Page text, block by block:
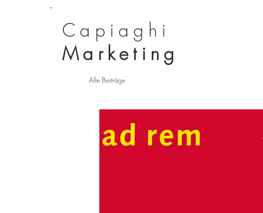
Capiaghi
Marketing
Alle Beiträge